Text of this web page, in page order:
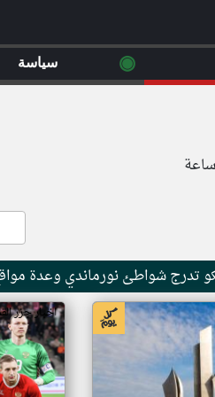
تدرج شواطئ نورماندي وعدة
اخبار جزر
◉ سياسة